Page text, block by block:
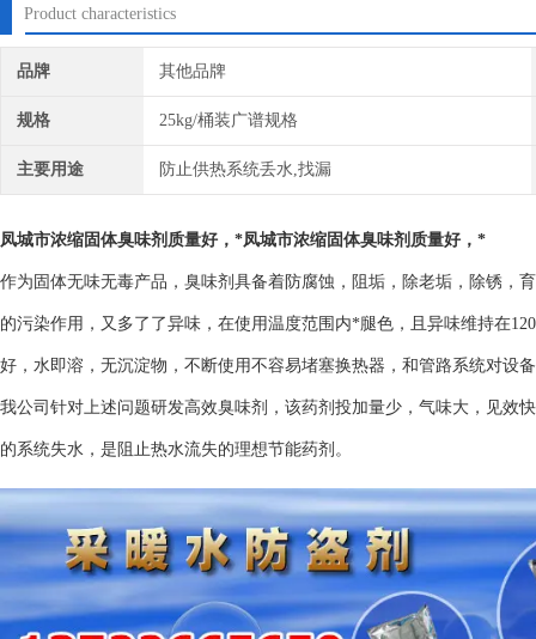
Product characteristics
品牌 其他品牌
规格 25kg/桶装广谱规格
主要用途 防止供热系统丢水,找漏
凤城市浓缩固体臭味剂质量好，*凤城市浓缩固体臭味剂质量好，*
作为固体无味无毒产品，臭味剂具备着防腐蚀，阻垢，除老垢，除锈，
的污染作用，又多了了异味，在使用温度范围内*腿色，且异味维持在
好，水即溶，无沉淀物，不断使用不容易堵塞换热器，和管路系统对设
我公司针对上述问题研发高效臭味剂，该药剂投加量少，气味大，见效
的系统失水，是阻止热水流失的理想节能药剂。